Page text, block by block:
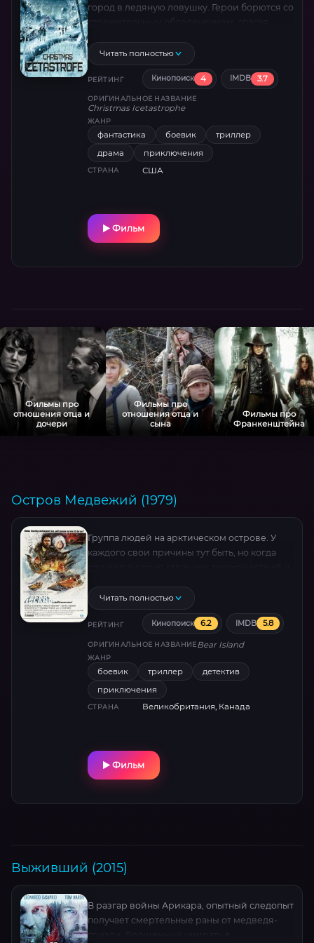
город в ледяную ловушку. Герои борются со
Динамичный апокалипсис с экшеном и
морозным адреналином!
Читать полностью
РЕЙТИНГ Кинопоиск 4 IMDB 3.7
ОРИГИНАЛЬНОЕ НАЗВАНИЕ
Christmas Icetastrophe
ЖАНР
фантастика боевик
триллер
драма
приключения
СТРАНА США
Фильм
Фильмы про
отношения отца и
дочери
Фильмы про
отношения отца и
сына
Фильмы про
Франкенштейна
Остров Медвежий (1979)
Группа людей на арктическом острове. У
каждого свои причины тут быть, но когда
Читать полностью
РЕЙТИНГ Кинопоиск 6.2 IMDB 5.8
ОРИГИНАЛЬНОЕ НАЗВАНИЕBear Island
ЖАНР
боевик триллер
детектив
приключения
СТРАНА Великобритания, Канада
Фильм
Выживший (2015)
В разгар войны Арикара, опытный следопыт
получает смертельные раны от медведя-